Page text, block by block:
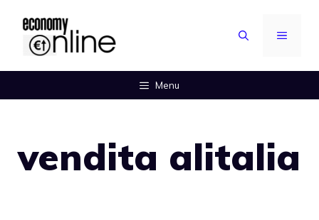
contenuto
MENU
Menu
vendita alitalia